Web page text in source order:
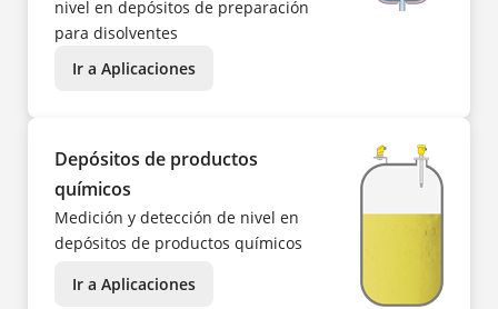
nivel en depósitos de preparación
para disolventes
Ir a Aplicaciones
Depósitos de productos
químicos
Medición y detección de nivel en
depósitos de productos químicos
Ir a Aplicaciones